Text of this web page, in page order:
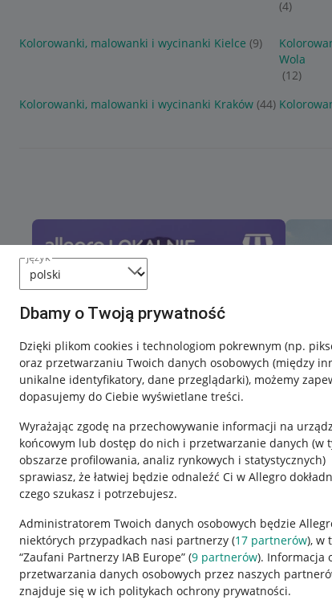
język
Dbamy o Twoją prywatność
Dzięki plikom cookies i technologiom pokrewnym (np.
oraz przetwarzaniu Twoich danych osobowych (między
unikalne identyfikatory, dane przeglądarki), możemy
dopasujemy do Ciebie wyświetlane treści.
Wyrażając zgodę na przechowywanie informacji na
końcowym lub dostęp do nich i przetwarzanie danych (w
obszarze profilowania, analiz rynkowych i statystycznych)
sprawiasz, że łatwiej będzie odnaleźć Ci w Allegro
czego szukasz i potrzebujesz.
Administratorem Twoich danych osobowych będzie
niektórych przypadkach nasi partnerzy (17 partnerów), w
“Zaufani Partnerzy IAB Europe” (9 partnerów). Informacja
przetwarzania danych osobowych przez naszych
znajduje się w ich politykach ochrony prywatności.
(4)
Kolorowanki, malowanki i wycinanki Kielce (9)
Wola
(12)
Kolorowanki, malowanki i wycinanki Kraków (44)
Przydatne informacje
Jak to działa
Napisz do nas
Allegro Gadane dla sprzedających
Regulamin
Polityka